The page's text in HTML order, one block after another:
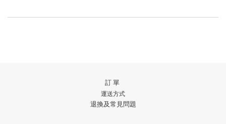
訂單
運送方式
退換及常見問題